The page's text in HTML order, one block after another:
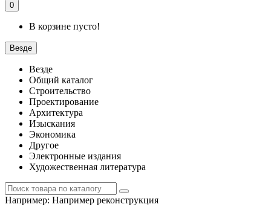
0
В корзине пусто!
Везде
Везде
Общий каталог
Строительство
Проектирование
Архитектура
Изыскания
Экономика
Другое
Электронные издания
Художественная литература
Например: Например реконструкция